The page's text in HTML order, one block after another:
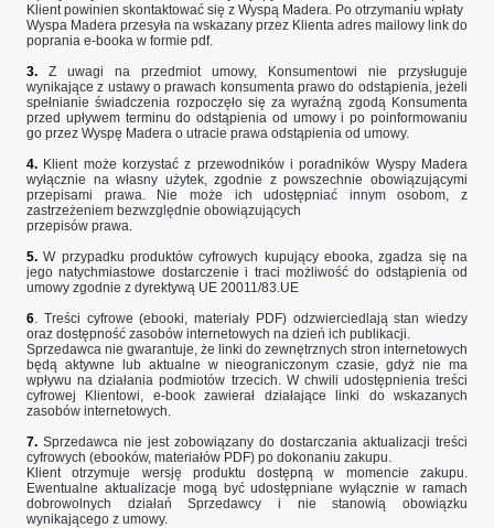
Klient powinien skontaktować się z Wyspą Madera. Po otrzymaniu wpłaty
Wyspa Madera przesyła na wskazany przez Klienta adres mailowy link do
poprania e-booka w formie pdf.
3. Z uwagi na przedmiot umowy, Konsumentowi nie przysługuje
wynikające z ustawy o prawach konsumenta prawo do odstąpienia, jeżeli
spełnianie świadczenia rozpoczęło się za wyraźną zgodą Konsumenta
przed upływem terminu do odstąpienia od umowy i po poinformowaniu
go przez Wyspę Madera o utracie prawa odstąpienia od umowy.
4. Klient może korzystać z przewodników i poradników Wyspy Madera
wyłącznie na własny użytek, zgodnie z powszechnie obowiązującymi
przepisami prawa. Nie może ich udostępniać innym osobom, z
zastrzeżeniem bezwzględnie obowiązujących
przepisów prawa.
5. W przypadku produktów cyfrowych kupujący ebooka, zgadza się na
jego natychmiastowe dostarczenie i traci możliwość do odstąpienia od
umowy zgodnie z dyrektywą UE 20011/83.UE
6. Treści cyfrowe (ebooki, materiały PDF) odzwierciedlają stan wiedzy
oraz dostępność zasobów internetowych na dzień ich publikacji.
Sprzedawca nie gwarantuje, że linki do zewnętrznych stron internetowych
będą aktywne lub aktualne w nieograniczonym czasie, gdyż nie ma
wpływu na działania podmiotów trzecich. W chwili udostępnienia treści
cyfrowej Klientowi, e-book zawierał działające linki do wskazanych
zasobów internetowych.
7. Sprzedawca nie jest zobowiązany do dostarczania aktualizacji treści
cyfrowych (ebooków, materiałów PDF) po dokonaniu zakupu.
Klient otrzymuje wersję produktu dostępną w momencie zakupu.
Ewentualne aktualizacje mogą być udostępniane wyłącznie w ramach
dobrowolnych działań Sprzedawcy i nie stanowią obowiązku
wynikającego z umowy.